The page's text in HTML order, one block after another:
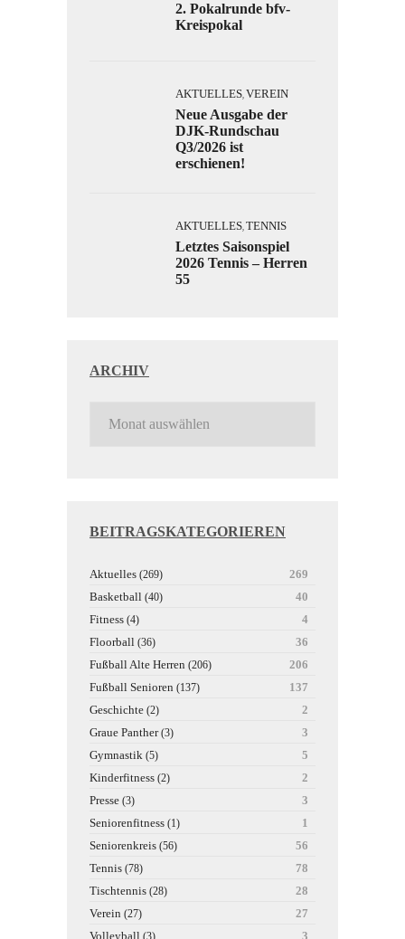
2. Pokalrunde bfv-
Kreispokal
AKTUELLES, VEREIN
Neue Ausgabe der
DJK-Rundschau
Q3/2026 ist
erschienen!
AKTUELLES, TENNIS
Letztes Saisonspiel
2026 Tennis – Herren
55
ARCHIV
BEITRAGSKATEGORIEREN
Aktuelles (269)
269
Basketball (40)
40
Fitness (4)
4
Floorball (36)
36
Fußball Alte Herren (206)
206
Fußball Senioren (137)
137
Geschichte (2)
2
Graue Panther(3)
3
Gymnastik (5)
5
Kinderfitness (2)
2
Presse (3)
3
Seniorenfitness (1)
1
Seniorenkreis (56)
56
Tennis (78)
78
Tischtennis (28)
28
Verein (27)
27
Volleyball (3) 3